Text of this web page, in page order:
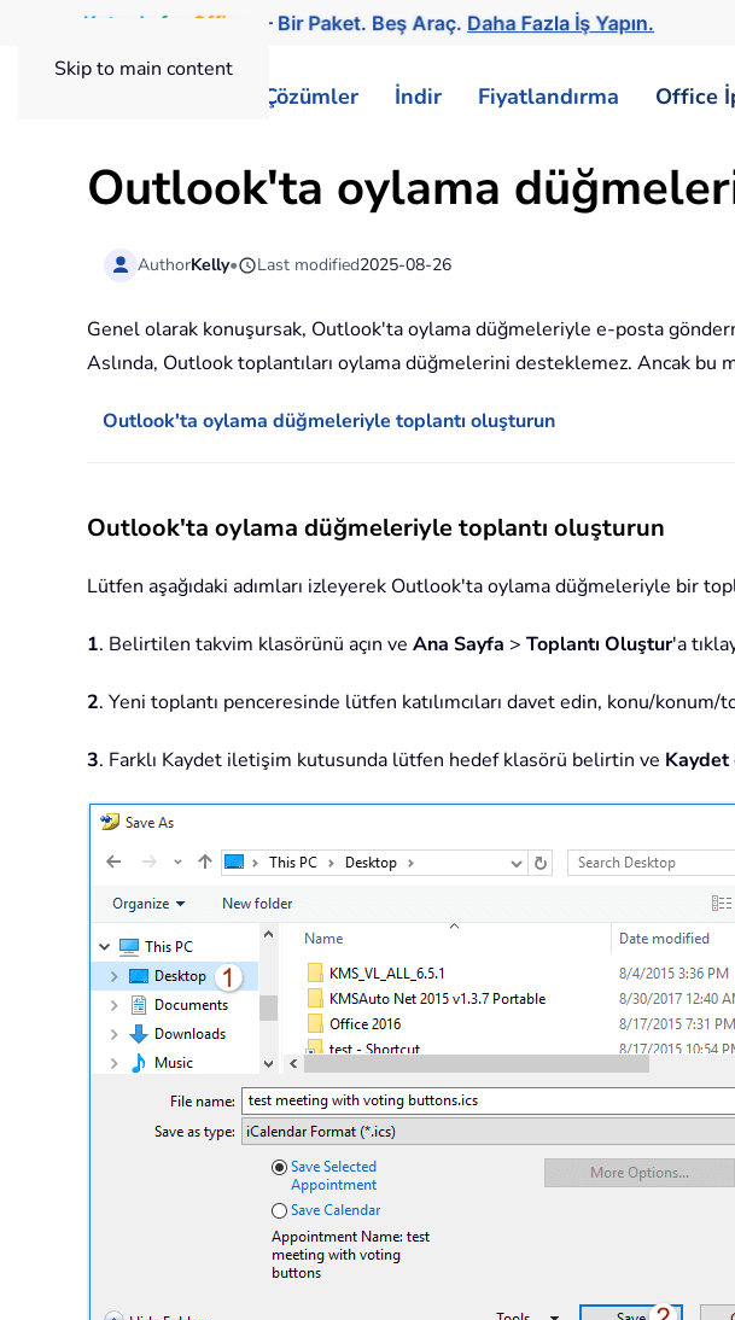
Skip to main content
Kutools for Office — Bir Paket. Beş Araç.Daha Fazla İş Yapın.
Çözümler İndir Fiyatlandırma Office
Outlook'ta oylama
AuthorKelly• Last modified2025-08-26
Genel olarak konuşursak, Outlook'ta oylama düğmeleriyle e-posta
Aslında, Outlook toplantıları oylama düğmelerini desteklemez. Ancak bu
Outlook'ta oylama düğmeleriyle toplantı oluşturun
Outlook'ta oylama düğmeleriyle toplantı oluşturun
Lütfen aşağıdaki adımları izleyerek Outlook'ta oylama düğmeleriyle bir
1. Belirtilen takvim klasörünü açın ve Ana Sayfa > Toplantı Oluştur'a
2. Yeni toplantı penceresinde lütfen katılımcıları davet edin, konu/
3. Farklı Kaydet iletişim kutusunda lütfen hedef klasörü belirtin ve Kaydet